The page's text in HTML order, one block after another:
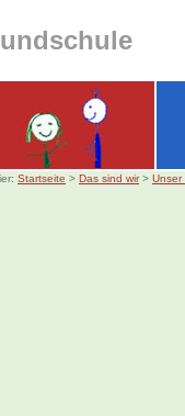
Startseite > Das sind wir> Unser